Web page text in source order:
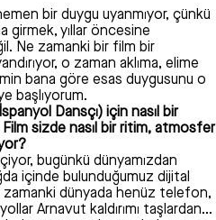
bir duygu uyanmıyor, çünkü
girmek, yıllar öncesine
Ne zamanki bir film bir
o zaman aklıma, elime
bana göre esas duygusunu o
başlıyorum.
Dansçı) için nasıl bir
sizde nasıl bir ritim, atmosfer
bugünkü dünyamızdan
içinde bulunduğumuz dijital
zamanki dünyada henüz telefon,
Arnavut kaldırımı taşlardan…